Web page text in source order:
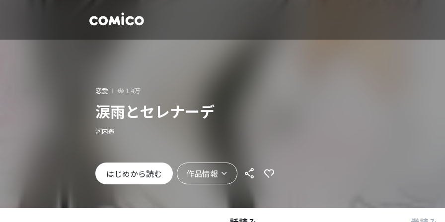
恋愛 1.4万
涙雨とセレナーデ
河内遙
はじめから読む 作品情報